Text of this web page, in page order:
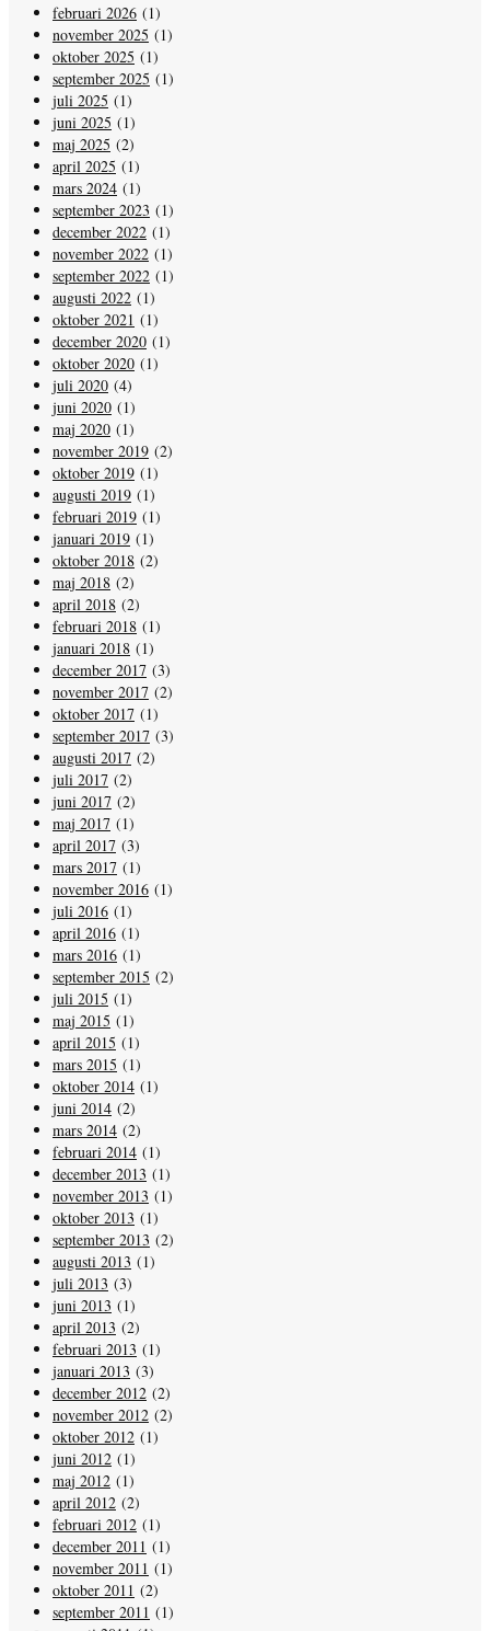
februari 2026 (1)
november 2025 (1)
oktober 2025 (1)
september 2025 (1)
juli 2025 (1)
juni 2025 (1)
maj 2025 (2)
april 2025 (1)
mars 2024 (1)
september 2023 (1)
december 2022 (1)
november 2022 (1)
september 2022 (1)
augusti 2022 (1)
oktober 2021 (1)
december 2020 (1)
oktober 2020 (1)
juli 2020 (4)
juni 2020 (1)
maj 2020 (1)
november 2019 (2)
oktober 2019 (1)
augusti 2019 (1)
februari 2019 (1)
januari 2019 (1)
oktober 2018 (2)
maj 2018 (2)
april 2018 (2)
februari 2018 (1)
januari 2018 (1)
december 2017 (3)
november 2017 (2)
oktober 2017 (1)
september 2017 (3)
augusti 2017 (2)
juli 2017 (2)
juni 2017 (2)
maj 2017 (1)
april 2017 (3)
mars 2017 (1)
november 2016 (1)
juli 2016 (1)
april 2016 (1)
mars 2016 (1)
september 2015 (2)
juli 2015 (1)
maj 2015 (1)
april 2015 (1)
mars 2015 (1)
oktober 2014 (1)
juni 2014 (2)
mars 2014 (2)
februari 2014 (1)
december 2013 (1)
november 2013 (1)
oktober 2013 (1)
september 2013 (2)
augusti 2013 (1)
juli 2013 (3)
juni 2013 (1)
april 2013 (2)
februari 2013 (1)
januari 2013 (3)
december 2012 (2)
november 2012 (2)
oktober 2012 (1)
juni 2012 (1)
maj 2012 (1)
april 2012 (2)
februari 2012 (1)
december 2011 (1)
november 2011 (1)
oktober 2011 (2)
september 2011 (1)